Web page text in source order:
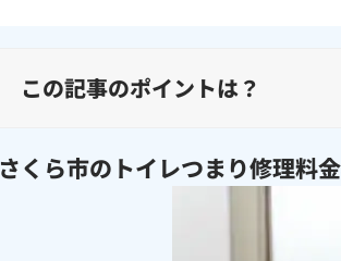
この記事のポイントは？
さくら市のトイレつまり修理料